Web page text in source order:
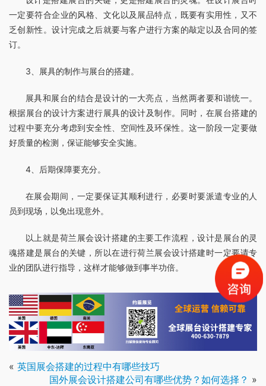
一定要符合企业的风格、文化以及展品特点，既要有实用性，又不
乏创新性。设计完成之后就要与客户进行方案的敲定以及合同的签
订。
3、展具的制作与展台的搭建。
展具和展台的结合是设计的一大亮点，当然两者要和谐统一。
根据展台的设计方案进行展具的设计及制作。同时，在展台搭建的
过程中要充分考虑到安全性、空间性及环保性。这一阶段一定要做
好质量的检测，保证能够安全实施。
4、后期保障要充分。
在展会期间，一定要保证其顺利进行，必要时要派遣专业的人
员到现场，以免出现意外。
以上就是荷兰展会设计搭建的主要工作流程，设计是展台的灵
魂搭建是展台的关键，所以在进行荷兰展会设计搭建时一定要请专
业的团队进行指导，这样才能够做到事半功倍。
« 英国展会搭建的过程中有哪些技巧
国外展会设计搭建公司有哪些优势？如何选择？ »